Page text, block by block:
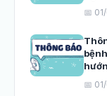
📅
📅